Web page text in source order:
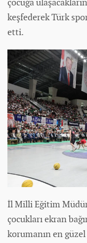
keşfederek Türk
etti.
İl Milli Eğitim
çocukları ekran
korumanın en